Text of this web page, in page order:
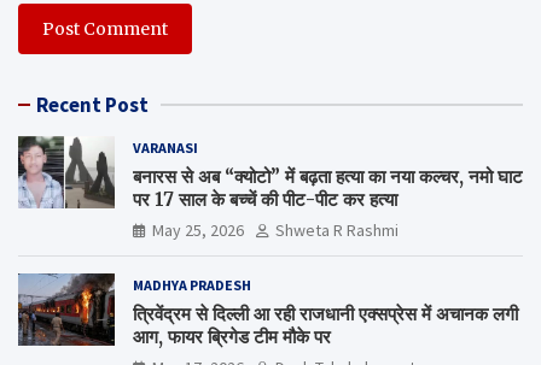
Recent Post
VARANASI
बनारस से अब “क्योटो” में बढ़ता हत्या का नया कल्चर, नमो घाट
पर 17 साल के बच्चें की पीट-पीट कर हत्या
May 25, 2026 Shweta R Rashmi
MADHYA PRADESH
त्रिवेंद्रम से दिल्ली आ रही राजधानी एक्सप्रेस में अचानक लगी
आग, फायर ब्रिगेड टीम मौके पर